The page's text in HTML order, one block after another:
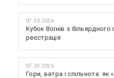
07.30.2026
Кубок Воїнів з
реєстрація
07.29.2026
Гори, ватра і спільнота: як